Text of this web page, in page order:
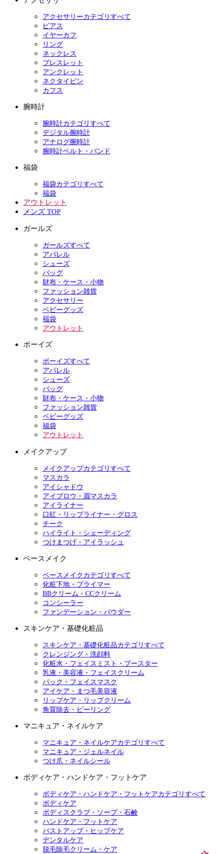
アクセサリーカテゴリすべて
ピアス
イヤーカフ
リング
ネックレス
ブレスレット
アンクレット
ネクタイピン
カフス
腕時計
腕時計カテゴリすべて
デジタル腕時計
アナログ腕時計
腕時計ベルト・バンド
福袋
福袋カテゴリすべて
福袋
アウトレット
メンズ TOP
ガールズ
ガールズすべて
アパレル
シューズ
バッグ
財布・ケース・小物
ファッション雑貨
アクセサリー
ベビーグッズ
福袋
アウトレット
ボーイズ
ボーイズすべて
アパレル
シューズ
バッグ
財布・ケース・小物
ファッション雑貨
ベビーグッズ
福袋
アウトレット
メイクアップ
メイクアップカテゴリすべて
マスカラ
アイシャドウ
アイブロウ・眉マスカラ
アイライナー
口紅・リップライナー・グロス
チーク
ハイライト・シェーディング
つけまつげ・アイラッシュ
ベースメイク
ベースメイクカテゴリすべて
化粧下地・プライマー
BBクリーム・CCクリーム
コンシーラー
ファンデーション・パウダー
スキンケア・基礎化粧品
スキンケア・基礎化粧品カテゴリすべて
クレンジング・洗顔料
化粧水・フェイスミスト・ブースター
乳液・美容液・フェイスクリーム
パック・フェイスマスク
アイケア・まつ毛美容液
リップケア・リップクリーム
角質除去・ピーリング
マニキュア・ネイルケア
マニキュア・ネイルケアカテゴリすべて
マニキュア・ジェルネイル
つけ爪・ネイルシール
ボディケア・ハンドケア・フットケア
ボディケア・ハンドケア・フットケアカテゴリすべて
ボディケア
ボディスクラブ・ソープ・石鹸
ハンドケア・フットケア
バストアップ・ヒップケア
デンタルケア
脱毛除毛クリーム・ケア